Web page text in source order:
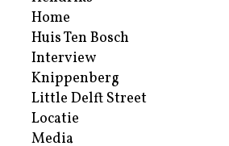
Home
Huis Ten Bosch
Interview
Knippenberg
Little Delft Street
Locatie
Media